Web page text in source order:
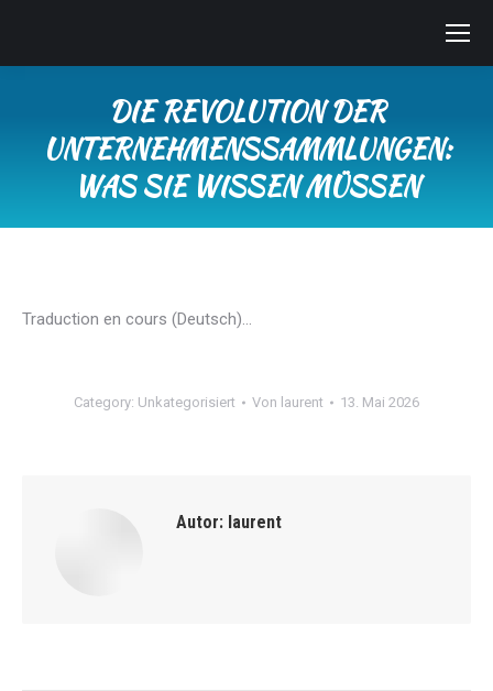
DIE REVOLUTION DER
UNTERNEHMENSSAMMLUNGEN:
WAS SIE WISSEN MÜSSEN
Traduction en cours (Deutsch)…
Category: Unkategorisiert Von laurent 13. Mai 2026
Autor: laurent